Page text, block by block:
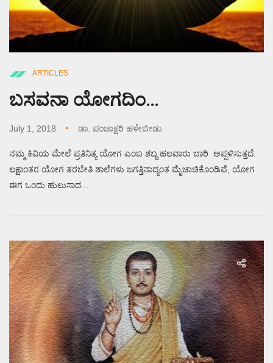
ARTICLES
ಬಸವನಾ ಯೋಗದಿಂ…
July 1, 2018 ಡಾ. ಪಂಚಾಕ್ಷರಿ ಹಳೇಬೀಡು
ನಮ್ಮ ಕಿವಿಯ ಮೇಲೆ ಪ್ರತಿನಿತ್ಯ ಯೋಗ ಎಂಬ ಶಬ್ದ ಹಲವಾರು ಬಾರಿ ಅಪ್ಪಳಿಸುತ್ತದೆ.
ಲಕ್ಷಾಂತರ ಯೋಗ ತರಬೇತಿ ಶಾಲೆಗಳು ಜಗತ್ತಿನಾದ್ಯಂತ ಮೈಚಾಚಿಕೊಂಡಿವೆ, ಯೋಗ
ಈಗ ಒಂದು ಹುಲುಸಾದ...